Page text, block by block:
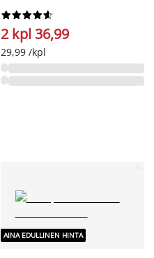






2 kpl 36,99
29,99 /kpl
AINA EDULLINEN HINTA